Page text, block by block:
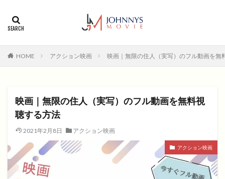
HOME アクション映画 映画｜無限の住人（実写）のフル動画を無
映画｜無限の住人（実写）のフル動画を無料視
聴する方法
2021年2月8日 アクション映画
アクション映画
2018年
2019年 SF アクション
アニメ
ヒューマンドラマ映画
ファンタジー映画
ホラー
動画無料視聴
無料視聴